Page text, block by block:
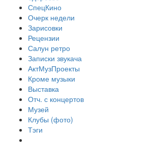
СпецКино
Очерк недели
Зарисовки
Рецензии
Салун ретро
Записки звукача
АктМузПроекты
Кроме музыки
Выставка
Отч. с концертов
Музей
Клубы (фото)
Тэги